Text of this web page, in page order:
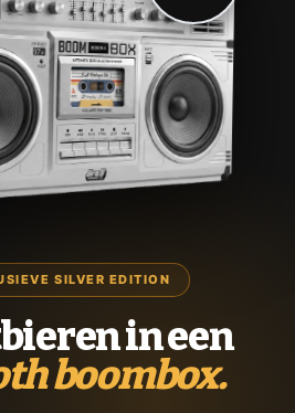
SILVER EDITION
in een
boombox.